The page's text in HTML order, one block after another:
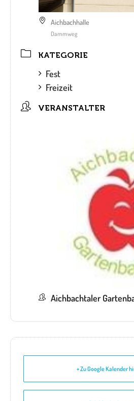
Aichbachhalle
Dammweg
KATEGORIE
Fest
Freizeit
VERANSTALTER
Aichbachtaler
+ Zu Google Kalender